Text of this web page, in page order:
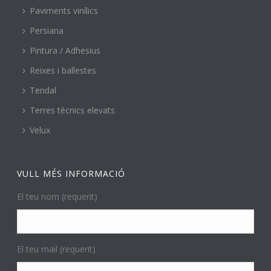
Paviments vinílics
Persiana
Pintura / Adhesius
Reixes i ballestes
Tendal
Terres tècnics elevats
Velux
VULL MÉS INFORMACIÓ
El teu nom (requerit)
El teu mail (requerit)